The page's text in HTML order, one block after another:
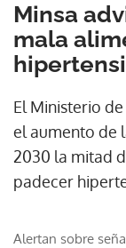
Minsa
mala
El Ministerio
el aumento de
2030 la mitad
padecer
Alertan sobre